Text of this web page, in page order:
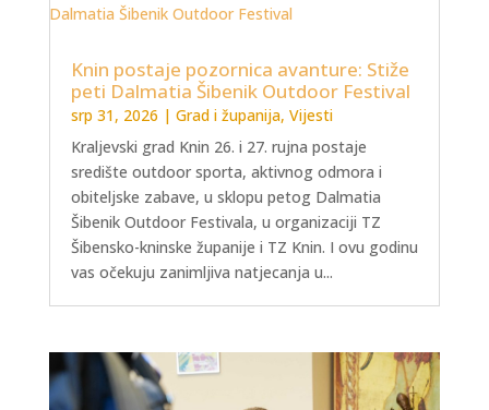
Knin postaje pozornica avanture: Stiže
peti Dalmatia Šibenik Outdoor Festival
srp 31, 2026 | Grad i županija, Vijesti
Kraljevski grad Knin 26. i 27. rujna postaje
središte outdoor sporta, aktivnog odmora i
obiteljske zabave, u sklopu petog Dalmatia
Šibenik Outdoor Festivala, u organizaciji TZ
Šibensko-kninske županije i TZ Knin. I ovu godinu
vas očekuju zanimljiva natjecanja u...